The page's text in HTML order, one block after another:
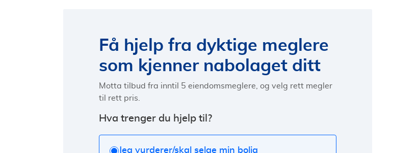
Få hjelp fra dyktige meglere
som kjenner nabolaget ditt
Motta tilbud fra inntil 5 eiendomsmeglere, og velg rett megler
til rett pris.
Hva trenger du hjelp til?
Jeg vurderer/skal selge min bolig